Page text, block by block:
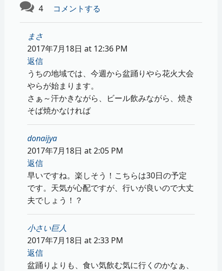
4 コメントする
まさ
2017年7月18日 at 12:36 PM
返信
うちの地域では、今週から盆踊りやら花火大会
やらが始まります。
さぁ～汗かきながら、ビール飲みながら、焼き
そば焼かなければ
donaijya
2017年7月18日 at 2:05 PM
返信
早いですね。楽しそう！こちらは30日の予定
です。天気が心配ですが、行いが良いので大丈
夫でしょう！？
小さい巨人
2017年7月18日 at 2:33 PM
返信
盆踊りよりも、食い気飲む気に行くのかなぁ、